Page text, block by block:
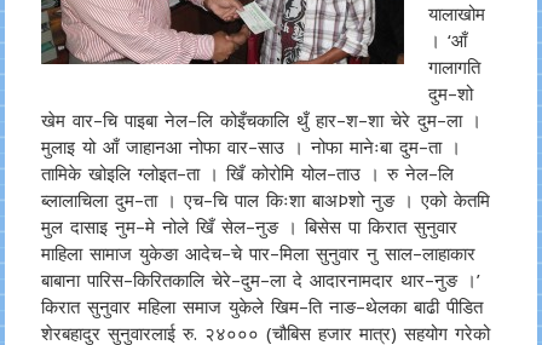
यालाखोम
। ‘आँ
गालागति
दुम–शो
खेम वार–चि पाइबा नेल–लि कोइँचकालि थुँ हार–श–शा चेरे दुम–ला ।
मुलाइ यो आँ जाहानआ नोफा वार–साउ । नोफा मानेःबा दुम–ता ।
तामिके खोइलि ग्लोइत–ता । खिँ कोरोमि योल–ताउ । रु नेल–लि
ब्लालाचिला दुम–ता । एच–चि पाल किःशा बाअÞशो नुङ । एको केतमि
मुल दासाइ नुम–मे नोले खिँ सेल–नुङ । बिसेस पा किरात सुनुवार
माहिला सामाज युकेङा आदेच–चे पार–मिला सुनुवार नु साल–लाहाकार
बाबाना पारिस–किरितकालि चेरे–दुम–ला दे आदारनामदार थार–नुङ ।’
किरात सुनुवार महिला समाज युकेले खिम–ति नाङ–थेलका बाढी पीडित
शेरबहादुर सुनुवारलाई रु. २४००० (चौबिस हजार मात्र) सहयोग गरेको